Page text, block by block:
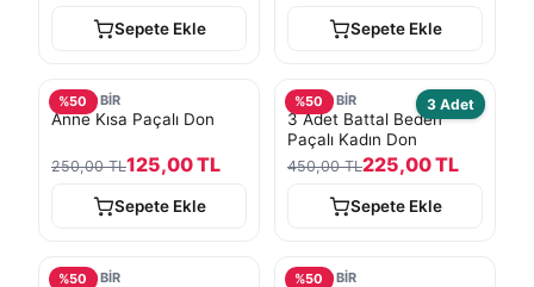
Sepete Ekle Sepete Ekle
%50
TURKOBİR
Anne Kısa Paçalı Don
250,00 TL125,00 TL
Sepete Ekle
%50 3 Adet
TURKOBİR
3 Adet Battal Beden
Paçalı Kadın Don
450,00 TL225,00 TL
Sepete Ekle
%50
TURKOBİR %50
TURKOBİR